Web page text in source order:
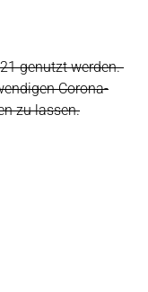
genutzt werden.
Corona-
zu lassen.